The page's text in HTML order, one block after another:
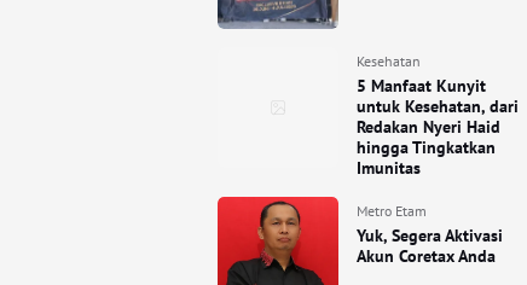
Kesehatan
5 Manfaat Kunyit
untuk Kesehatan, dari
Redakan Nyeri Haid
hingga Tingkatkan
Imunitas
Metro Etam
Yuk, Segera Aktivasi
Akun Coretax Anda